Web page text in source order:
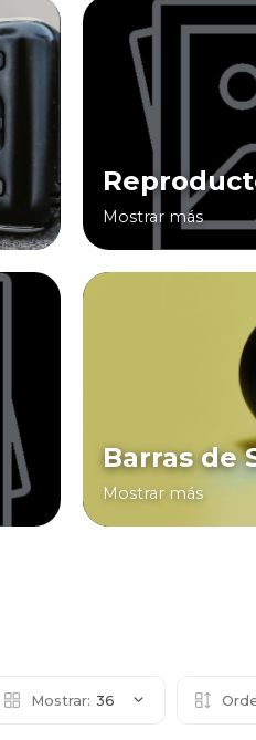
Mostrar más
Barras de
Mostrar más
Mostrar: 36